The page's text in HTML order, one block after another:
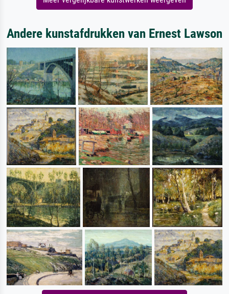
Andere kunstafdrukken van Ernest Lawson